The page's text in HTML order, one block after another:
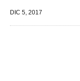
DIC 5, 2017